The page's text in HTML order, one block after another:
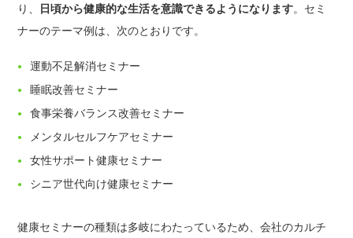
り、
日頃から健康的な生活を意識できるようになります。セミ
ナーのテーマ例は、次のとおりです。
運動不足解消セミナー
睡眠改善セミナー
食事栄養バランス改善セミナー
メンタルセルフケアセミナー
女性サポート健康セミナー
シニア世代向け健康セミナー
健康セミナーの種類は多岐にわたっているため、会社のカルチ